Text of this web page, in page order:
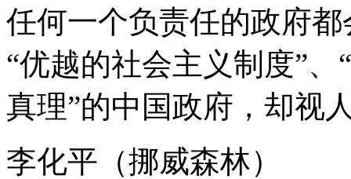
任何一个负责任的政府
“优越的社会主义制度”
真理”的中国政府，却视
李化平（挪威森林）